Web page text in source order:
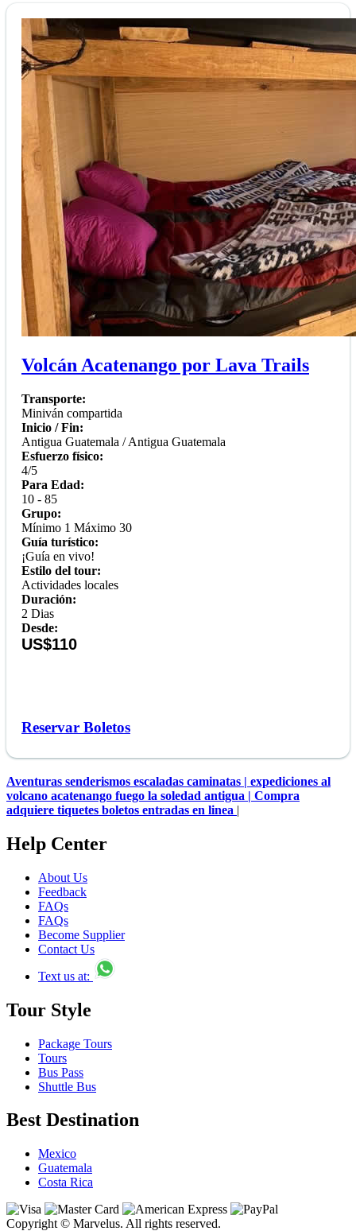
Volcán Acatenango por Lava Trails
Transporte:
Miniván compartida
Inicio / Fin:
Antigua Guatemala / Antigua Guatemala
Esfuerzo físico:
4/5
Para Edad:
10 - 85
Grupo:
Mínimo 1 Máximo 30
Guía turístico:
¡Guía en vivo!
Estilo del tour:
Actividades locales
Duración:
2 Dias
Desde:
US$110
Reservar Boletos
Aventuras senderismos escaladas caminatas | expediciones al
volcano acatenango fuego la soledad antigua | Compra
adquiere tiquetes boletos entradas en linea |
Help Center
About Us
Feedback
FAQs
FAQs
Become Supplier
Contact Us
Text us at:
Tour Style
Package Tours
Tours
Bus Pass
Shuttle Bus
Best Destination
Mexico
Guatemala
Costa Rica
Copyright © Marvelus. All rights reserved.